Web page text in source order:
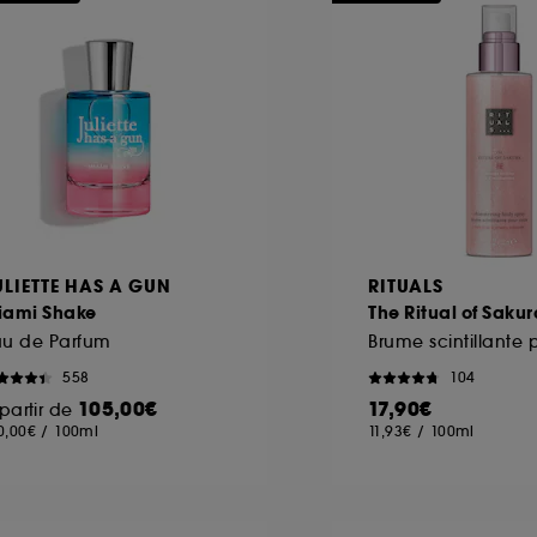
HAS A GUN
Shake
de Parfum
558
de 105,00€
/ 100ml
RITUALS
The Ritual of
104
17,90€
11,93€ / 100ml